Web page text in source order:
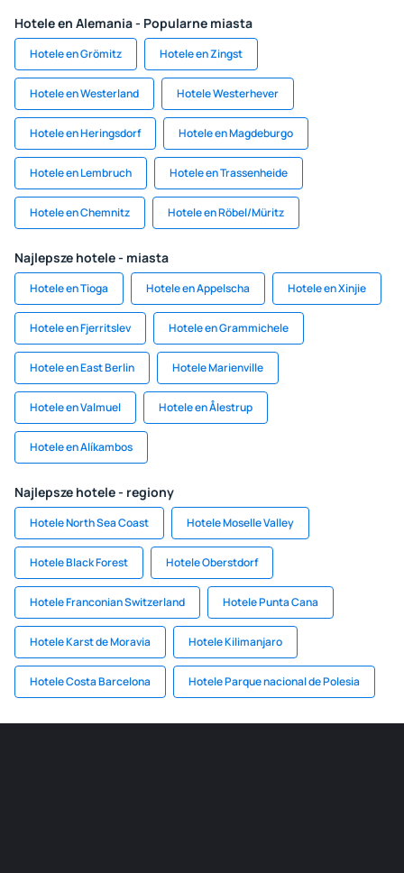
Hotele en Alemania - Popularne miasta
Hotele en Grömitz Hotele en Zingst
Hotele en Westerland Hotele Westerhever
Hotele en Heringsdorf Hotele en Magdeburgo
Hotele en Lembruch Hotele en Trassenheide
Hotele en Chemnitz Hotele en Röbel/Müritz
Najlepsze hotele - miasta
Hotele en Tioga Hotele en Appelscha Hotele en Xinjie
Hotele en Fjerritslev Hotele en Grammichele
Hotele en East Berlin Hotele Marienville
Hotele en Valmuel Hotele en Ålestrup
Hotele en Alíkambos
Najlepsze hotele - regiony
Hotele North Sea Coast Hotele Moselle Valley
Hotele Black Forest Hotele Oberstdorf
Hotele Franconian Switzerland Hotele Punta Cana
Hotele Karst de Moravia Hotele Kilimanjaro
Hotele Costa Barcelona Hotele Parque nacional de Polesia